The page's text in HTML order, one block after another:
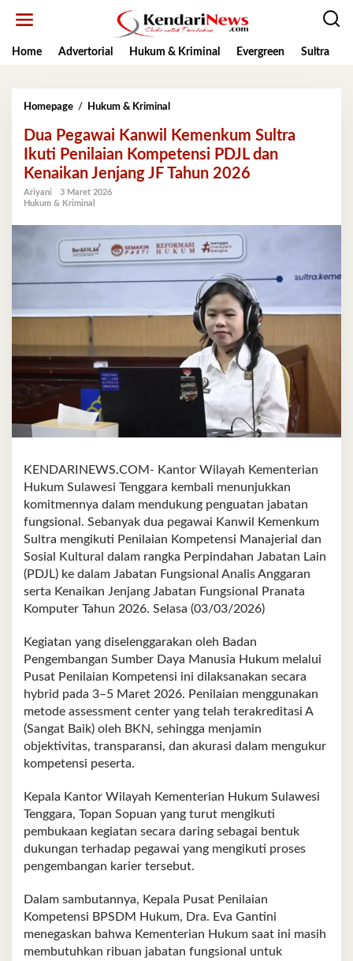
Home
Advertorial Hukum & Kriminal Evergreen Sultra
Homepage / Hukum & Kriminal
Kanwil
Kemenkum
Sultra
Ikuti
dan
Kenaikan
Jenjang
Dua Pegawai Kanwil Kemenkum Sultra
Ikuti Penilaian Kompetensi PDJL dan
Kenaikan Jenjang JF Tahun 2026
Ariyani
3 Maret 2026
Hukum & Kriminal
KENDARINEWS.COM- Kantor Wilayah Kementerian
Hukum Sulawesi Tenggara kembali menunjukkan
komitmennya dalam mendukung penguatan jabatan
fungsional. Sebanyak dua pegawai Kanwil Kemenkum
Sultra mengikuti Penilaian Kompetensi Manajerial dan
Sosial Kultural dalam rangka Perpindahan Jabatan Lain
(PDJL) ke dalam Jabatan Fungsional Analis Anggaran
serta Kenaikan Jenjang Jabatan Fungsional Pranata
Komputer Tahun 2026. Selasa (03/03/2026)
Kegiatan yang diselenggarakan oleh Badan
Pengembangan Sumber Daya Manusia Hukum melalui
Pusat Penilaian Kompetensi ini dilaksanakan secara
hybrid pada 3–5 Maret 2026. Penilaian menggunakan
metode assessment center yang telah terakreditasi A
(Sangat Baik) oleh BKN, sehingga menjamin
objektivitas, transparansi, dan akurasi dalam mengukur
kompetensi peserta.
Kepala Kantor Wilayah Kementerian Hukum Sulawesi
Tenggara, Topan Sopuan yang turut mengikuti
pembukaan kegiatan secara daring sebagai bentuk
dukungan terhadap pegawai yang mengikuti proses
pengembangan karier tersebut.
Dalam sambutannya, Kepala Pusat Penilaian
Kompetensi BPSDM Hukum, Dra. Eva Gantini
menegaskan bahwa Kementerian Hukum saat ini masih
membutuhkan ribuan jabatan fungsional untuk